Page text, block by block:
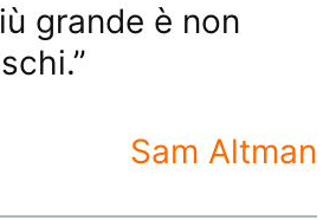
grande è non
Sam Altman